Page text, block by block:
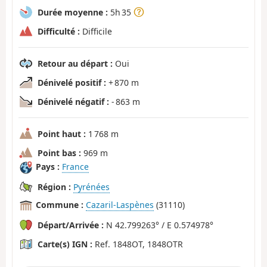
Durée moyenne : 5h 35
Difficulté : Difficile
Retour au départ : Oui
Dénivelé positif : + 870 m
Dénivelé négatif : - 863 m
Point haut : 1 768 m
Point bas : 969 m
Pays : France
Région : Pyrénées
Commune : Cazaril-Laspènes (31110)
Départ/Arrivée : N 42.799263° / E 0.574978°
Carte(s) IGN : Ref. 1848OT, 1848OTR